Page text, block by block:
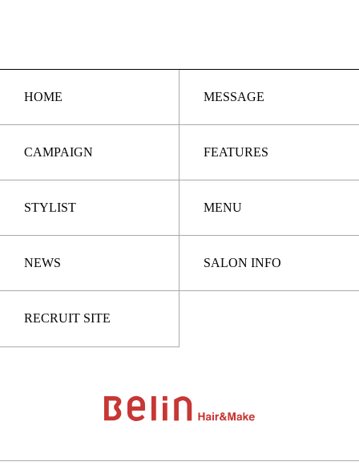
HOME MESSAGE
CAMPAIGN FEATURES
STYLIST MENU
NEWS SALON INFO
RECRUIT SITE